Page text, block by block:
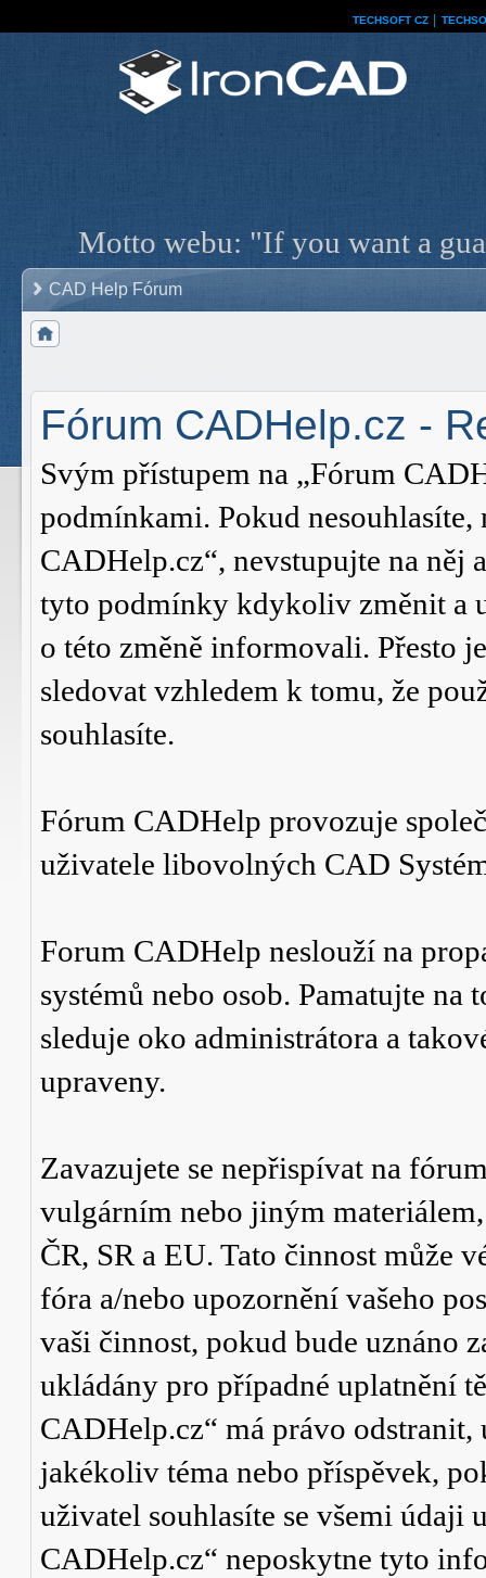
TECHSOFT CZ
Motto webu: "If you want a
CAD Help Fórum
Fórum CADHelp.cz -
Svým přístupem na „Fórum
podmínkami. Pokud
CADHelp.cz“, nevstupujte na něj
tyto podmínky kdykoliv změnit a
o této změně informovali. Přesto
sledovat vzhledem k tomu, že
souhlasíte.
Fórum CADHelp provozuje
uživatele libovolných CAD
Forum CADHelp neslouží na
systémů nebo osob. Pamatujte
sleduje oko administrátora a
upraveny.
Zavazujete se nepřispívat na
vulgárním nebo jiným
ČR, SR a EU. Tato činnost může
fóra a/nebo upozornění vašeho
vaši činnost, pokud bude uznáno
ukládány pro případné uplatnění
CADHelp.cz“ má právo
jakékoliv téma nebo příspěvek,
uživatel souhlasíte se všemi údaji
CADHelp.cz“ neposkytne tyto